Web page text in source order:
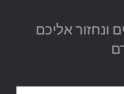
ונחזור אליכם